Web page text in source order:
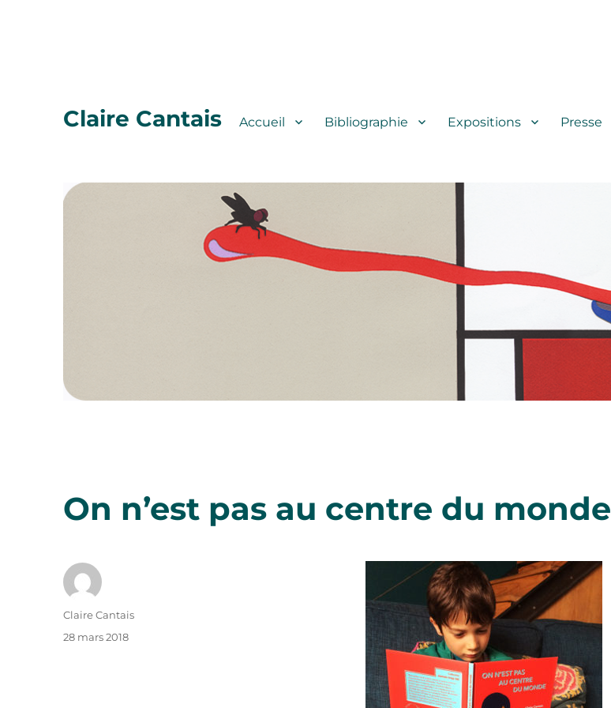
Claire Cantais Accueil Bibliographie Expositions Presse
On n’est pas au centre du monde
Auteur
Claire Cantais
Publié
28 mars 2018